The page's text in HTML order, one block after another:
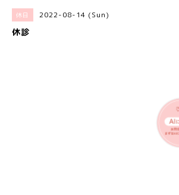
休日 2022-08-14 (Sun)
休診